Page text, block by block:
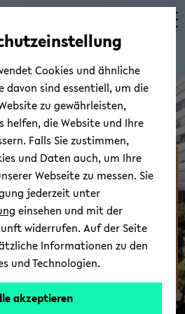
Automatische
vermeiden
zum
wechseln
zum
wechseln
zum
wechseln
Zen­trum für Kindheits-​
und Ju­gend­for­schung
© Uni­ver­si­tät Bie­le­feld
Cookies und ähnliche
davon sind essentiell, um die
zu gewährleisten,
helfen, die Website und Ihre
Falls Sie zustimmen,
und Daten auch, um Ihre
Webseite zu messen. Sie
jederzeit unter
einsehen und mit der
widerrufen. Auf der Seite
Informationen zu den
und Technologien.
akzeptieren